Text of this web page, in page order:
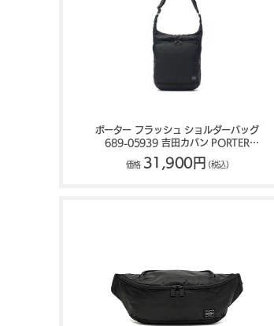
ポーター フラッシュ ショルダーバッグ
689-05939 吉田カバン PORTER
FLASH
価格 31,900円 (税込)